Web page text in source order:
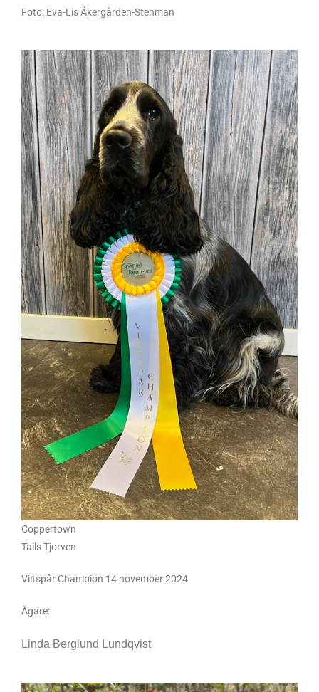
Foto: Eva-Lis Åkergården-Stenman
Coppertown
Tails Tjorven
Viltspår Champion 14 november 2024
Ägare:
Linda Berglund Lundqvist